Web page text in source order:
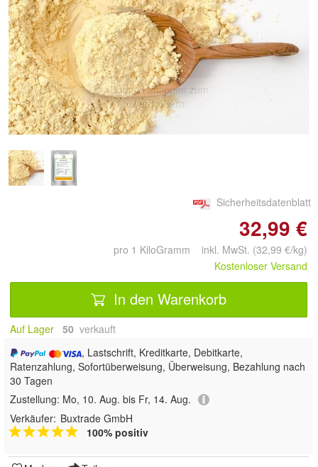
Doppelt antippen zum
vergrößern
Sicherheitsdatenblatt
32,99 €
pro 1 KiloGramm inkl. MwSt. (32,99 €/kg)
Kostenloser Versand
In den Warenkorb
Auf Lager 50 verkauft
, Lastschrift, Kreditkarte, Debitkarte,
Ratenzahlung, Sofortüberweisung, Überweisung, Bezahlung nach
30 Tagen
Zustellung: Mo, 10. Aug. bis Fr, 14. Aug.
Verkäufer: Buxtrade GmbH
100% positiv